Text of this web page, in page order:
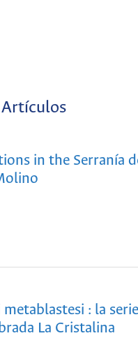
Artículos
in the Serranía
: la serie
La Cristalina